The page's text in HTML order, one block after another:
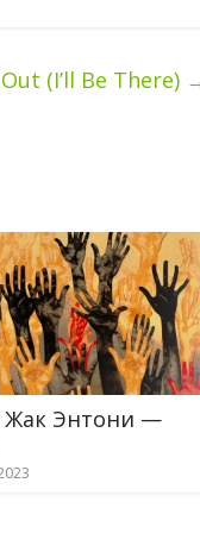
(I’ll Be There)
Жак Энтони —